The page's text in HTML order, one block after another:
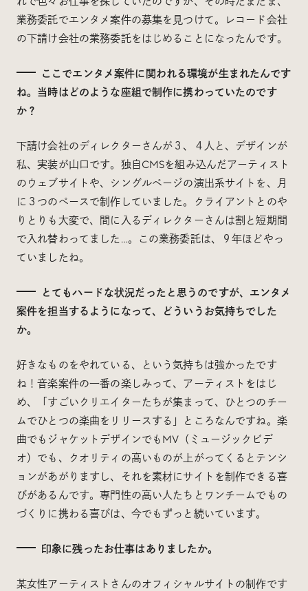
業務委託でエンタメ案件の募集を見つけて。レコード会社
の下請け会社の業務委託をはじめることになったんです。
ここでエンタメ案件に関われる環境が生まれたんです
ね。当時はどのような座組で制作に携わっていたのです
か？
下請け会社のディレクターさんが３、４人と、デザインが
私、実装が山口です。独自CMSを組み込んだアーティスト
のウェブサイトや、シングルページの演出系サイトを、月
に３つのペースで制作していました。クライアントとのや
りとりも大変で、間に入るディレクターさんは割と短期間
で入れ替わってました…。この業務委託は、９年ほどやっ
ていましたね。
とてもハードな状況だったと思うのですが、エンタメ
案件を担当するようになって、どういうお気持ちでした
か。
好きなものをやれている、という気持ちは強かったです
ね！音楽案件の一番の楽しみって、アーティストをはじ
め、「すごいクリエイターたちが集まって、ひとつのチー
ムでひとつの楽曲をリリースする」ところなんですね。楽
曲でもジャケットデザインでもMV（ミュージックビデ
オ）でも、クオリティの高いものが上がってくるとテンシ
ョンがあがりますし、それを素材にサイトを制作できる喜
びがあるんです。専門性の高い人たちとワンチームでもの
づくりに携わる喜びは、今でもずっと続いています。
印象に残ったお仕事はありましたか。
某女性アーティストさんのオフィシャルサイトの制作です